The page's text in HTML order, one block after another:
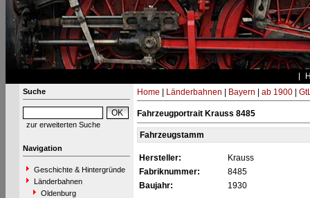
Suche
zur erweiterten Suche
Navigation
Geschichte & Hintergründe
Länderbahnen
Oldenburg
Home Länderbahnen Bayern ab 1900|
Fahrzeugportrait Krauss 8485
Fahrzeugstamm
Hersteller:
Krauss
Fabriknummer:
8485
Baujahr:
1930